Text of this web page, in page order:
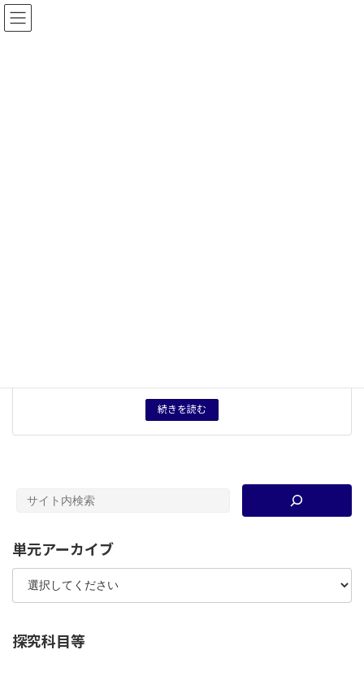
コ
ン
ナ
ビ
教材共有サイト2.0−高大連携歴史教育研究
続きを読む
単元アーカイブ
探究科目等